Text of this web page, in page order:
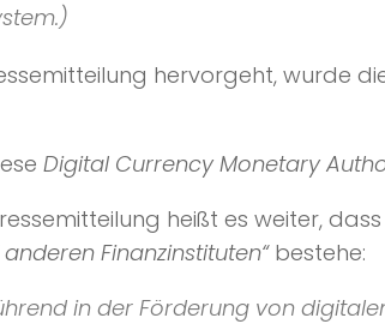
hervorgeht, wurde
Digital Currency Monetary
heißt es weiter,
Finanzinstituten“bestehe:
in der Förderung von